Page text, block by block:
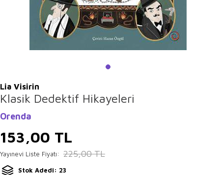
Lia Visirin
Klasik Dedektif Hikayeleri
Orenda
153,00 TL
Yayınevi Liste Fiyatı: 225,00TL
Stok Adedi: 23